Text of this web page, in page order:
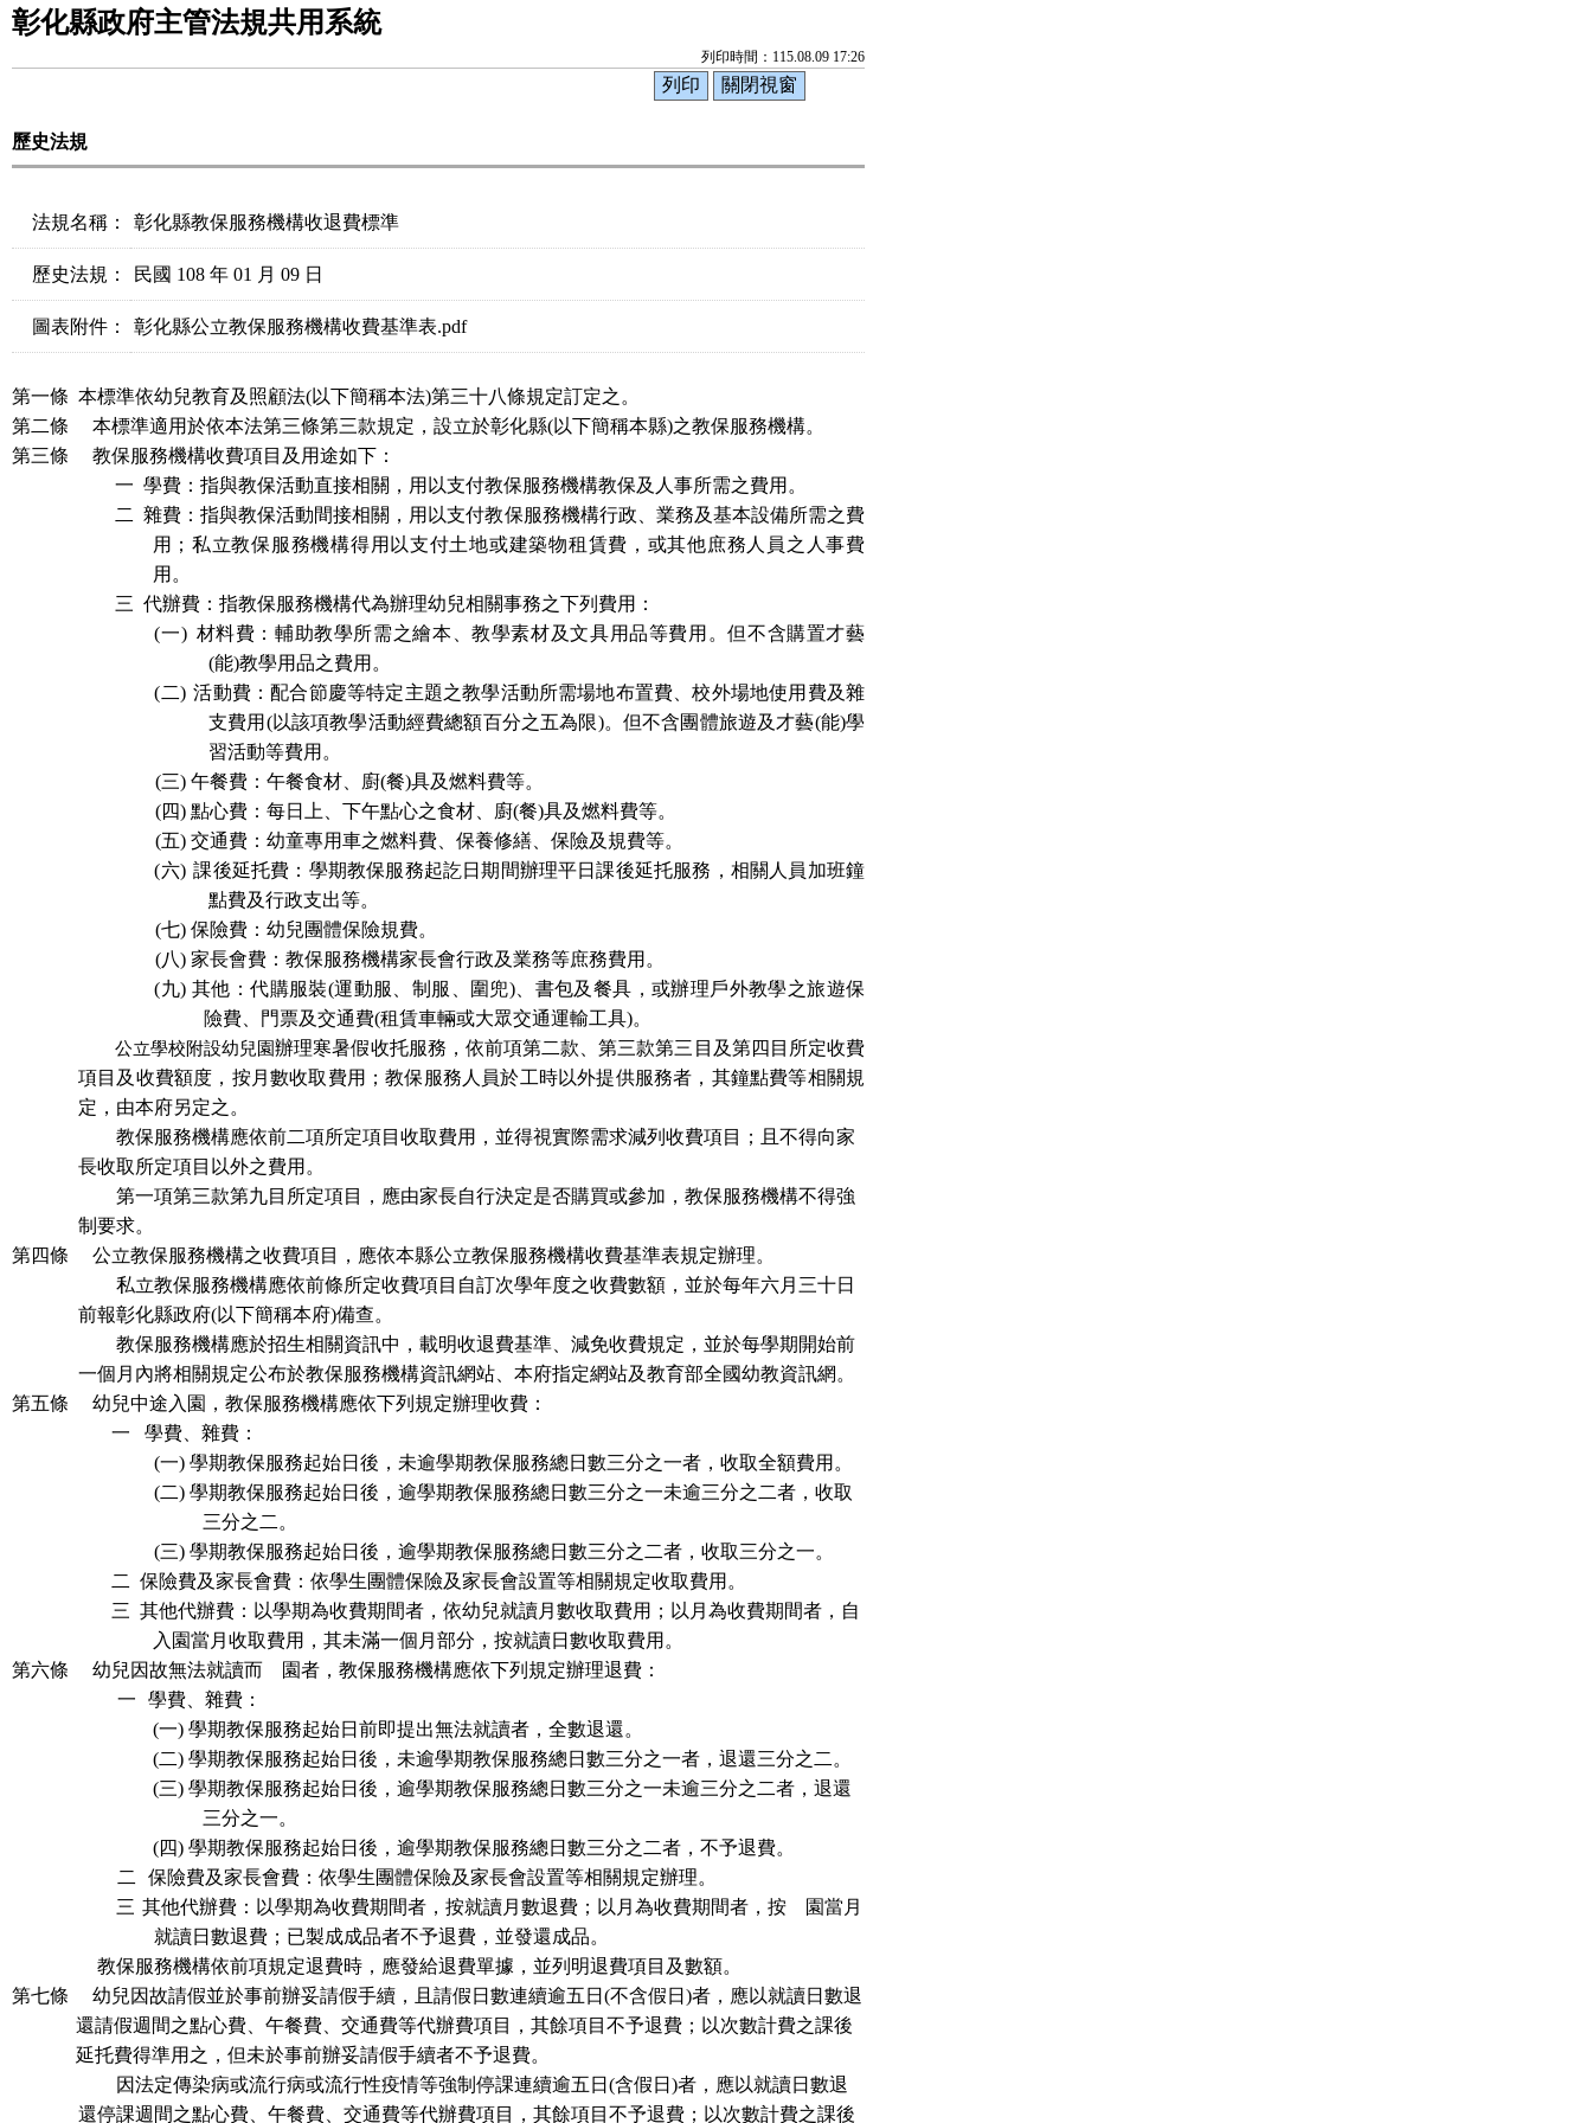
彰化縣政府主管法規共用系統
列印時間：115.08.09 17:26
歷史法規
法規名稱： 彰化縣教保服務機構收退費標準
歷史法規： 民國 108 年 01 月 09 日
圖表附件： 彰化縣公立教保服務機構收費基準表.pdf
第一條 本標準依幼兒教育及照顧法(以下簡稱本法)第三十八條規定訂定之。
第二條
本標準適用於依本法第三條第三款規定，設立於彰化縣(以下簡稱本縣)之教保服務機構。
第三條
教保服務機構收費項目及用途如下：
一 學費：指與教保活動直接相關，用以支付教保服務機構教保及人事所需之費用。
二 雜費：指與教保活動間接相關，用以支付教保服務機構行政、業務及基本設備所需之費
用；私立教保服務機構得用以支付土地或建築物租賃費，或其他庶務人員之人事費
用。
三 代辦費：指教保服務機構代為辦理幼兒相關事務之下列費用：
(一) 材料費：輔助教學所需之繪本、教學素材及文具用品等費用。但不含購置才藝
(能)教學用品之費用。
(二) 活動費：配合節慶等特定主題之教學活動所需場地布置費、校外場地使用費及雜
支費用 (以該項教學活動經費總額百分之五為限)。但不含團體旅遊及才藝(能)學
習活動等費用。
(三) 午餐費：午餐食材、廚(餐)具及燃料費等。
(四) 點心費：每日上、下午點心之食材、廚(餐)具及燃料費等。
(五) 交通費：幼童專用車之燃料費、保養修繕、保險及規費等。
(六) 課後延托費：學期教保服務起訖日期間辦理平日課後延托服務，相關人員加班鐘
點費及行政支出等。
(七) 保險費：幼兒團體保險規費。
(八) 家長會費：教保服務機構家長會行政及業務等庶務費用。
(九) 其他：代購服裝(運動服、制服、圍兜)、書包及餐具，或辦理戶外教學之旅遊保
險費、門票及交通費(租賃車輛或大眾交通運輸工具)。
公立學校附設幼兒園辦理寒暑假收托服務，依前項第二款、第三款第三目及第四目所定收費
項目及收費額度，按月數收取費用；教保服務人員於工時以外提供服務者，其鐘點費等相關規
定，由本府另定之。
教保服務機構應依前二項所定項目收取費用，並得視實際需求減列收費項目；且不得向家
長收取所定項目以外之費用。
第一項第三款第九目所定項目，應由家長自行決定是否購買或參加， 教保服務機構不得強
制要求。
第四條
公立教保服務機構之收費項目，應依本縣公立教保服務機構收費基準表規定辦理。
私立教保服務機構應依前條所定收費項目自訂次學年度之收費數額，並於每年六月三十日
前報彰化縣政府(以下簡稱本府)備查。
教保服務機構應於招生相關資訊中，載明收退費基準、減免收費規定，並於每學期開始前
一個月內將相關規定公布於教保服務機構資訊網站、本府指定網站及教育部全國幼教資訊網。
第五條
幼兒中途入園， 教保服務機構應依下列規定辦理收費：
一
學費、雜費：
(一) 學期教保服務起始日後，未逾學期教保服務總日數三分之一者，收取全額費用。
(二) 學期教保服務起始日後，逾學期教保服務總日數三分之一未逾三分之二者，收取
三分之二。
(三) 學期教保服務起始日後，逾學期教保服務總日數三分之二者，收取三分之一。
二 保險費及家長會費：依學生團體保險及家長會設置等相關規定收取費用。
三 其他代辦費：以學期為收費期間者，依幼兒就讀月數收取費用；以月為收費期間者，自
入園當月收取費用，其未滿一個月部分，按就讀日數收取費用。
第六條
幼兒因故無法就讀而離園者， 教保服務機構應依下列規定辦理退費：
一
學費、雜費：
(一) 學期教保服務起始日前即提出無法就讀者，全數退還。
(二) 學期教保服務起始日後，未逾學期教保服務總日數三分之一者，退還三分之二。
(三) 學期教保服務起始日後，逾學期教保服務總日數三分之一未逾三分之二者，退還
三分之一。
(四) 學期教保服務起始日後，逾學期教保服務總日數三分之二者，不予退費。
二
保險費及家長會費：依學生團體保險及家長會設置等相關規定辦理。
三 其他代辦費：以學期為收費期間者，按就讀月數退費；以月為收費期間者，按離園當月
就讀日數退費；已製成成品者不予退費，並發還成品。
教保服務機構依前項規定退費時，應發給退費單據，並列明退費項目及數額。
第七條
幼兒因故請假並於事前辦妥請假手續，且請假日數連續逾五日 (不含假日 )者，應以就讀日數退
還請假週間之點心費、午餐費、交通費等代辦費項目，其餘項目不予退費；以次數計費之課後
延托費得準用之，但未於事前辦妥請假手續者不予退費。
因法定傳染病或流行病或流行性疫情等強制停課連續逾五日 (含假日 )者，應以就讀日數退
還停課週間之點心費、午餐費、交通費等代辦費項目，其餘項目不予退費；以次數計費之課後